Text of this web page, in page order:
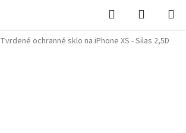
Hľadať
KOŠÍK
Tvrdené ochranné sklo na iPhone XS - Silas 2,5D